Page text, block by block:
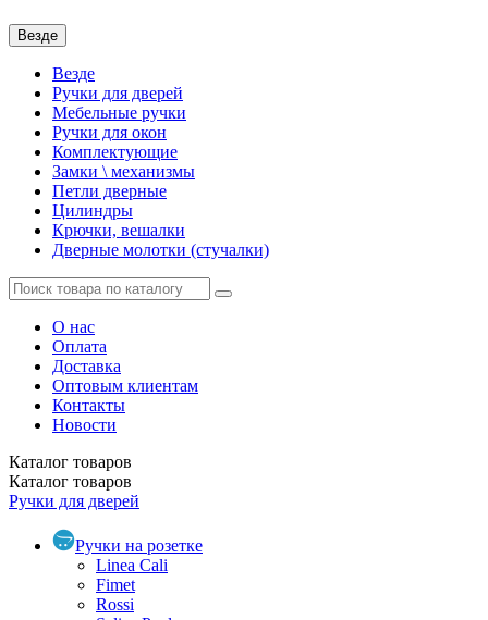
Везде
Везде
Ручки для дверей
Мебельные ручки
Ручки для окон
Комплектующие
Замки \ механизмы
Петли дверные
Цилиндры
Крючки, вешалки
Дверные молотки (стучалки)
О нас
Оплата
Доставка
Оптовым клиентам
Контакты
Новости
Каталог товаров
Каталог товаров
Ручки для дверей
Ручки на розетке
Linea Cali
Fimet
Rossi